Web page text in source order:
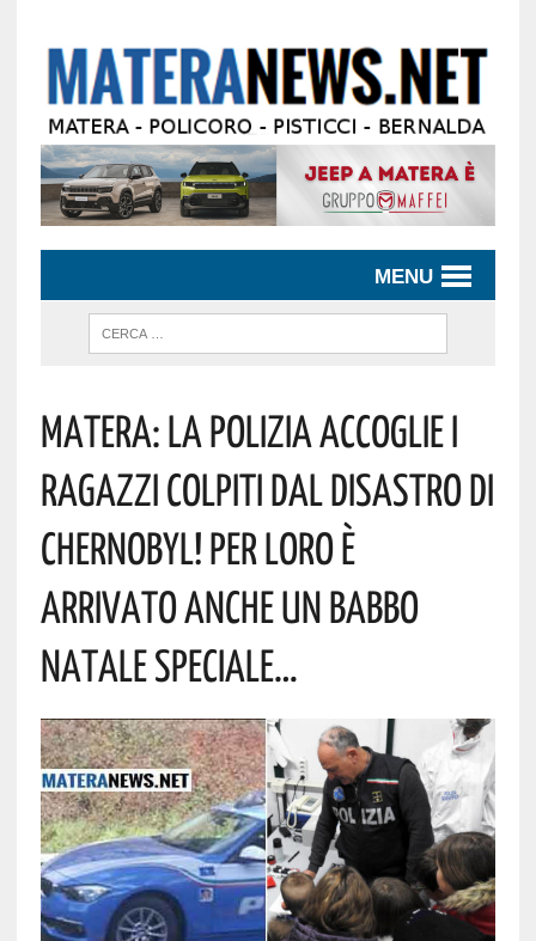
MENU
Matera: La Polizia Accoglie I
Ragazzi Colpiti Dal Disastro Di
Chernobyl! Per Loro È
Arrivato Anche Un Babbo
Natale Speciale…